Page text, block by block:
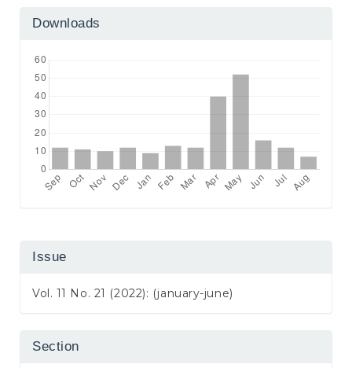
Downloads
Issue
Vol. 11 No. 21 (2022): (january-june)
Section